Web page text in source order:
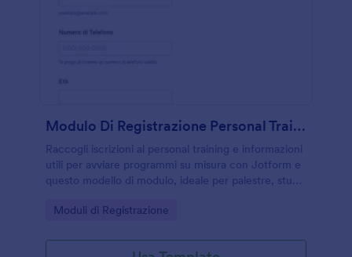
Modulo Di Registrazione Personal Training
Raccogli iscrizioni al personal training e informazioni
utili per avviare programmi su misura con Jotform e
questo modello di modulo, ideale per palestre, studi
la raccolta dati.
Go to Category:
Moduli di Registrazione